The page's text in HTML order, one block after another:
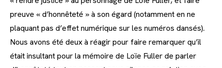
preuve « d’honnêteté » à son égard (notamment en ne
plaquant pas d’effet numérique sur les numéros dansés).
Nous avons été deux à réagir pour faire remarquer qu’il
était insultant pour la mémoire de Loïe Fuller de parler